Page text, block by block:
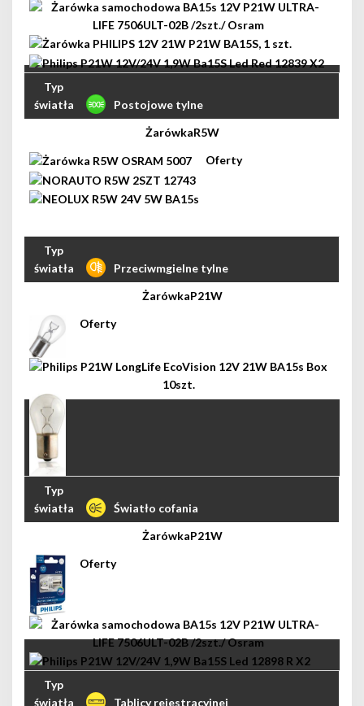
Postojowe tylne
R5W
Przeciwmgielne tylne
P21W
Światło cofania
P21W
Tablicy rejestracyjnej